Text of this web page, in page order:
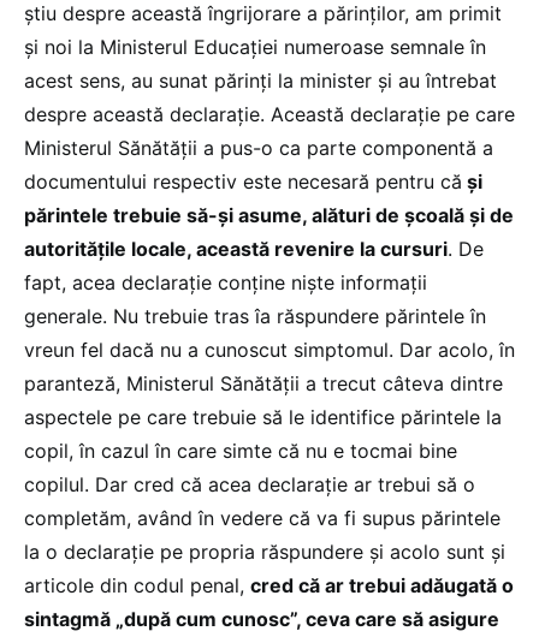
știu despre această îngrijorare a părinților, am primit
și noi la Ministerul Educației numeroase semnale în
acest sens, au sunat părinți la minister și au întrebat
despre această declarație. Această declarație pe care
Ministerul Sănătății a pus-o ca parte componentă a
documentului respectiv este necesară pentru că și
părintele trebuie să-și asume, alături de școală și de
autoritățile locale, această revenire la cursuri. De
fapt, acea declarație conține niște informații
generale. Nu trebuie tras îa răspundere părintele în
vreun fel dacă nu a cunoscut simptomul. Dar acolo, în
paranteză, Ministerul Sănătății a trecut câteva dintre
aspectele pe care trebuie să le identifice părintele la
copil, în cazul în care simte că nu e tocmai bine
copilul. Dar cred că acea declarație ar trebui să o
completăm, având în vedere că va fi supus părintele
la o declarație pe propria răspundere și acolo sunt și
articole din codul penal, cred că ar trebui adăugată o
sintagmă „după cum cunosc”, ceva care să asigure